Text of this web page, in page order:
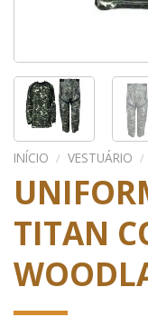
INÍCIO / VESTUÁRIO /
TITAN